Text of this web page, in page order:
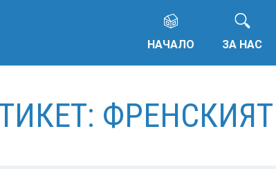
НАЧАЛО ЗА НАС